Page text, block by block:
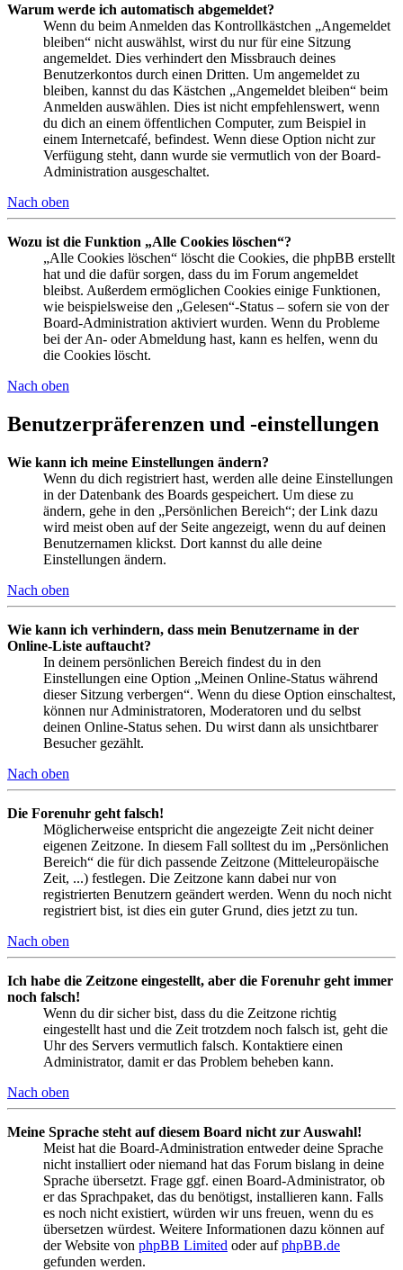
Warum werde ich automatisch abgemeldet?
Wenn du beim Anmelden das Kontrollkästchen „Angemeldet
bleiben“ nicht auswählst, wirst du nur für eine Sitzung
angemeldet. Dies verhindert den Missbrauch deines
Benutzerkontos durch einen Dritten. Um angemeldet zu
bleiben, kannst du das Kästchen „Angemeldet bleiben“ beim
Anmelden auswählen. Dies ist nicht empfehlenswert, wenn
du dich an einem öffentlichen Computer, zum Beispiel in
einem Internetcafé, befindest. Wenn diese Option nicht zur
Verfügung steht, dann wurde sie vermutlich von der Board-
Administration ausgeschaltet.
Nach oben
Wozu ist die Funktion „Alle Cookies löschen“?
„Alle Cookies löschen“ löscht die Cookies, die phpBB erstellt
hat und die dafür sorgen, dass du im Forum angemeldet
bleibst. Außerdem ermöglichen Cookies einige Funktionen,
wie beispielsweise den „Gelesen“-Status – sofern sie von der
Board-Administration aktiviert wurden. Wenn du Probleme
bei der An- oder Abmeldung hast, kann es helfen, wenn du
die Cookies löscht.
Nach oben
Benutzerpräferenzen und -einstellungen
Wie kann ich meine Einstellungen ändern?
Wenn du dich registriert hast, werden alle deine Einstellungen
in der Datenbank des Boards gespeichert. Um diese zu
ändern, gehe in den „Persönlichen Bereich“; der Link dazu
wird meist oben auf der Seite angezeigt, wenn du auf deinen
Benutzernamen klickst. Dort kannst du alle deine
Einstellungen ändern.
Nach oben
Wie kann ich verhindern, dass mein Benutzername in der
Online-Liste auftaucht?
In deinem persönlichen Bereich findest du in den
Einstellungen eine Option „Meinen Online-Status während
dieser Sitzung verbergen“. Wenn du diese Option einschaltest,
können nur Administratoren, Moderatoren und du selbst
deinen Online-Status sehen. Du wirst dann als unsichtbarer
Besucher gezählt.
Nach oben
Die Forenuhr geht falsch!
Möglicherweise entspricht die angezeigte Zeit nicht deiner
eigenen Zeitzone. In diesem Fall solltest du im „Persönlichen
Bereich“ die für dich passende Zeitzone (Mitteleuropäische
Zeit, ...) festlegen. Die Zeitzone kann dabei nur von
registrierten Benutzern geändert werden. Wenn du noch nicht
registriert bist, ist dies ein guter Grund, dies jetzt zu tun.
Nach oben
Ich habe die Zeitzone eingestellt, aber die Forenuhr geht immer
noch falsch!
Wenn du dir sicher bist, dass du die Zeitzone richtig
eingestellt hast und die Zeit trotzdem noch falsch ist, geht die
Uhr des Servers vermutlich falsch. Kontaktiere einen
Administrator, damit er das Problem beheben kann.
Nach oben
Meine Sprache steht auf diesem Board nicht zur Auswahl!
Meist hat die Board-Administration entweder deine Sprache
nicht installiert oder niemand hat das Forum bislang in deine
Sprache übersetzt. Frage ggf. einen Board-Administrator, ob
er das Sprachpaket, das du benötigst, installieren kann. Falls
es noch nicht existiert, würden wir uns freuen, wenn du es
übersetzen würdest. Weitere Informationen dazu können auf
der Website von phpBB Limited oder aufphpBB.de
gefunden werden.